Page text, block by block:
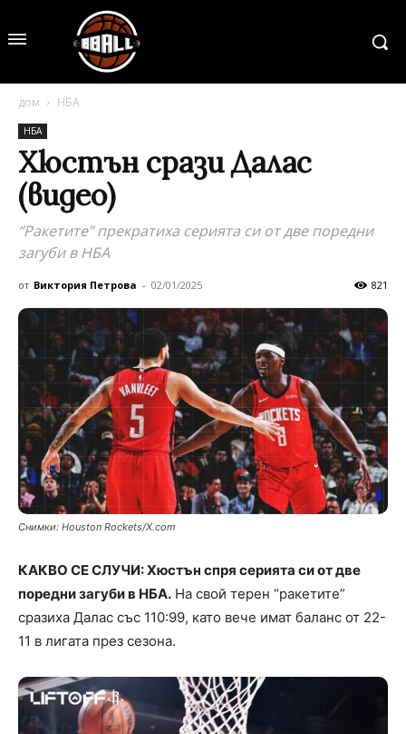
дом НБА
НБА
Хюстън срази Далас
(видео)
“Ракетите” прекратиха серията си от две поредни
загуби в НБА
от Виктория Петрова - 02/01/2025 821
Снимки: Houston Rockets/X.com
КАКВО СЕ СЛУЧИ: Хюстън спря серията си от две
поредни загуби в НБА. На свой терен “ракетите”
сразиха Далас със 110:99, като вече имат баланс от 22-
11 в лигата през сезона.